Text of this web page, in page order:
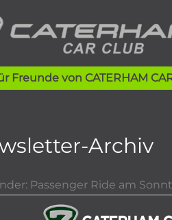
Freunde von CATERHAM
Archiv
Passenger Ride am